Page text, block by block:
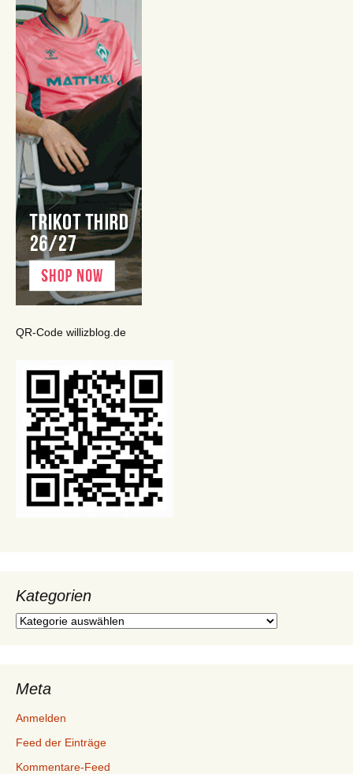
QR-Code willizblog.de
Kategorien
Kategorien
Meta
Anmelden
Feed der Einträge
Kommentare-Feed